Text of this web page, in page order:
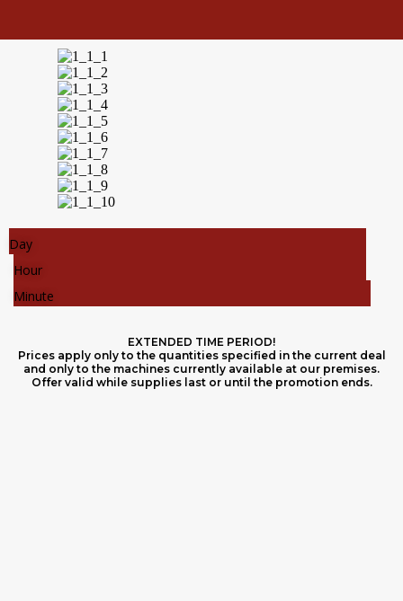
Day
Hour
Minute
EXTENDED TIME PERIOD!
Prices apply only to the quantities specified in the current deal
and only to the machines currently available at our premises.
Offer valid while supplies last or until the promotion ends.